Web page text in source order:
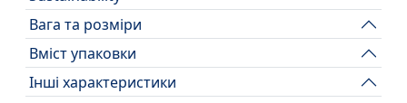
Вага та розміри
Вміст упаковки
Інші характеристики